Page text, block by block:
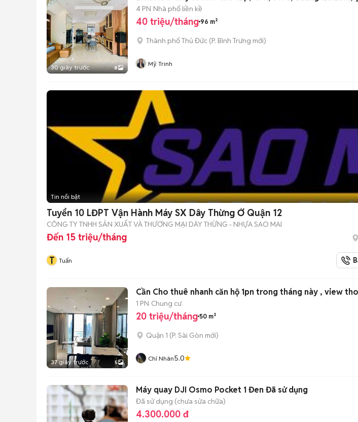
30 giây trước 8
4 PN Nhà phố liền kề
40 triệu/tháng 96 m²
Thành phố Thủ Đức (P. Bình Trưng mới)
Mỹ Trinh
Tin nổi bật
Tuyển 10 LĐPT Vận Hành Máy SX Dây Thừng Ở Quận 12
CÔNG TY TNHH SẢN XUẤT VÀ THƯƠNG MẠI DÂY THỪNG - NHỰA SAO MAI
Đến 15 triệu/tháng
T Tuấn
37 giây trước 5
Cần Cho thuê nhanh căn hộ 1pn trong tháng này , view
1 PN Chung cư
20 triệu/tháng 50 m²
Quận 1 (P. Sài Gòn mới)
Chí Nhân5.0
Máy quay DJI Osmo Pocket 1 Đen Đã sử dụng
Đã sử dụng (chưa sửa chữa)
4.300.000 đ